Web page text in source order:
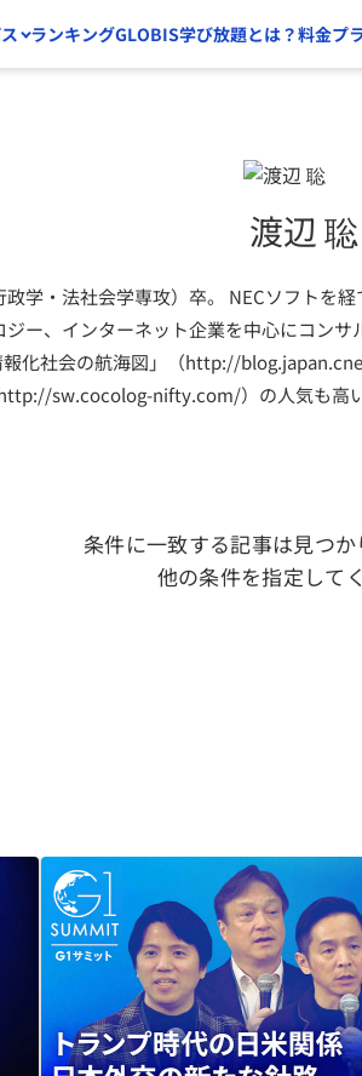
ランキングGLOBIS学び放題とは？料金プ
渡辺 聡
学・法社会学専攻）卒。 NECソフトを
ー、インターネット企業を中心にコン
化社会の航海図」（http://
http://sw.cocolog-nifty.com/）の人気も高い
条件に一致する記事は見つか
他の条件を指定して